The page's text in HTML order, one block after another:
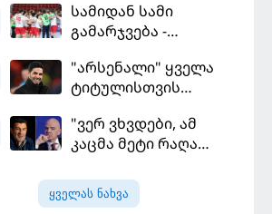
სამიდან სამი
გამარჯვება -
დამარცხებულია
"არსენალი" ყველა
ტიტულისთვის
დინასტიის შექმნა
გვსურს" - მიკელ
"ვერ ვხვდები, ამ
კაცმა მეტი რაღა
ფიგუ ინფანტინოს
გადადგომას
ყველას ნახვა